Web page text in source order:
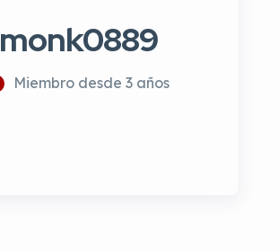
monk0889
Miembro desde 3 años